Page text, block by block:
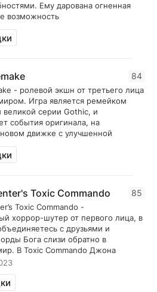
Ему дарована огненная
возможность
84
- ролевой экшн от третьего лица
Игра является ремейком
великой серии Gothic, и
события оригинала, на
движке с улучшенной
85
Toxic Commando
Toxic Commando -
хоррор-шутер от первого лица, в
с друзьями и
Бога слизи обратно в
В Toxic Commando Джона